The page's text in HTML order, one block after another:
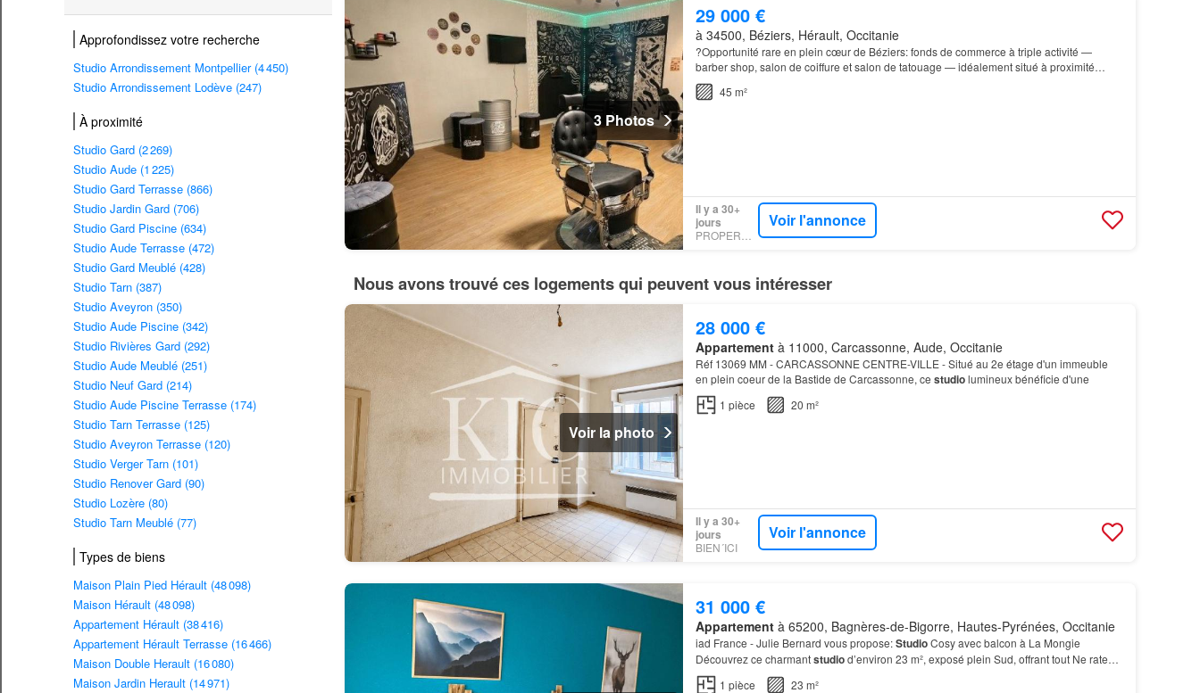
Approfondissez votre recherche
Studio Arrondissement Montpellier (4 450)
Studio Arrondissement Lodève (247)
À proximité
Studio Gard (2 269)
Studio Aude (1 225)
Studio Gard Terrasse (866)
Studio Jardin Gard (706)
Studio Gard Piscine (634)
Studio Aude Terrasse (472)
Studio Gard Meublé (428)
Studio Tarn (387)
Studio Aveyron (350)
Studio Aude Piscine (342)
Studio Rivières Gard (292)
Studio Aude Meublé (251)
Studio Neuf Gard (214)
Studio Aude Piscine Terrasse (174)
Studio Tarn Terrasse (125)
Studio Aveyron Terrasse (120)
Studio Verger Tarn (101)
Studio Renover Gard (90)
Studio Lozère (80)
Studio Tarn Meublé (77)
Types de biens
Maison Plain Pied Hérault (48 098)
Maison Hérault (48 098)
Appartement Hérault (38 416)
Appartement Hérault Terrasse (16 466)
Maison Double Herault (16 080)
Maison Jardin Herault (14 971)
3 Photos
29 000 €
à 34500, Béziers, Hérault, Occitanie
?Opportunité rare en plein cœur de Béziers: fonds de commerce à triple activité —
barber shop, salon de coiffure et salon de tatouage — idéalement situé à proximité
immédiate des commerces, des transports en commun et d'un ly…
45 m²
Il y a 30+
jours
PROPERSTAR
Voir l'annonce
Nous avons trouvé ces logements qui peuvent vous intéresser
Voir la photo
28 000 €
Appartementà 11000, Carcassonne, Aude, Occitanie
Réf 13069 MM - CARCASSONNE CENTRE-VILLE - Situé au 2e étage d'un immeuble
en plein coeur de la Bastide de Carcassonne, ce studiolumineux bénéficie d'une
1 pièce 20 m²
Il y a 30+
jours
BIEN´ICI
Voir l'annonce
31 000 €
Appartementà 65200, Bagnères-de-Bigorre, Hautes-Pyrénées, Occitanie
iad France - Julie Bernard vous propose:StudioCosy avec balcon à La Mongie
Découvrez ce charmantstudiod’environ 23 m², exposé plein Sud, offrant tout Ne ratez
pas cette occasion de posséder un
1 pièce
23 m²